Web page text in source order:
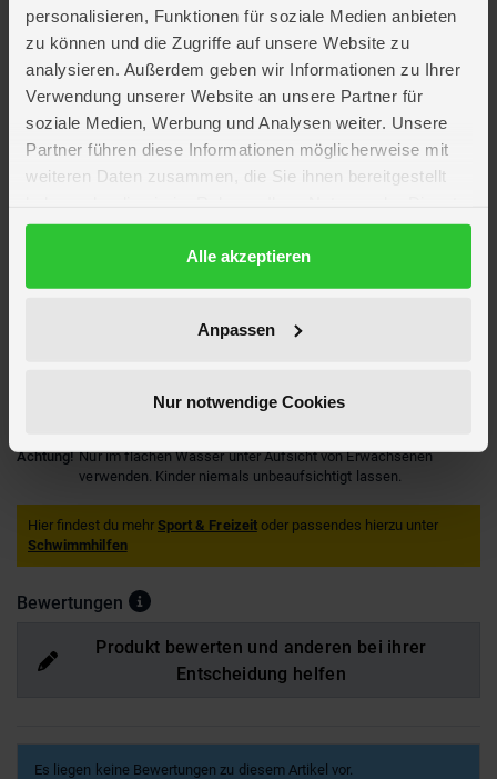
personalisieren, Funktionen für soziale Medien anbieten
zu können und die Zugriffe auf unsere Website zu
analysieren. Außerdem geben wir Informationen zu Ihrer
Verwendung unserer Website an unsere Partner für
soziale Medien, Werbung und Analysen weiter. Unsere
Partner führen diese Informationen möglicherweise mit
weiteren Daten zusammen, die Sie ihnen bereitgestellt
gesammelt haben.
DatenschutzerklärungAlle akzeptieren
Anpassen
Nur notwendige Cookies
Größe: ca. 14,5 x 19,5 cm
Geeignet für ein Körpergewicht von 11 - 30 kg
Artikelmerkmale
Höhe ca. 25,5 cm
Marke
BEMA
Artikelnummer des Herstellers
18401
Nicht geeignet für Kinder unter 3 Jahren. Abbrechbare
Achtung! Nur im flachen Wasser unter Aufsicht von Erwachsenen
verwenden. Kinder niemals unbeaufsichtigt lassen.
Hier findest du mehr Sport & Freizeitoder passendes hierzu unter
Schwimmhilfen
Bewertungen
Produkt bewerten und anderen bei ihrer
Entscheidung helfen
Es liegen keine Bewertungen zu diesem Artikel vor.